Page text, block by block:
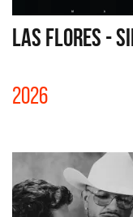
LAS FLORES -
2026